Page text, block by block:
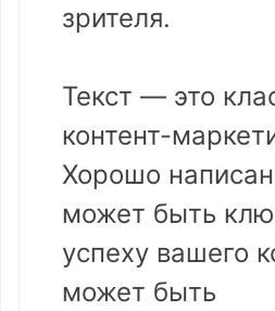
зрителя.
Текст — это
контент-
Хорошо
может быть
успеху вашего
может быть